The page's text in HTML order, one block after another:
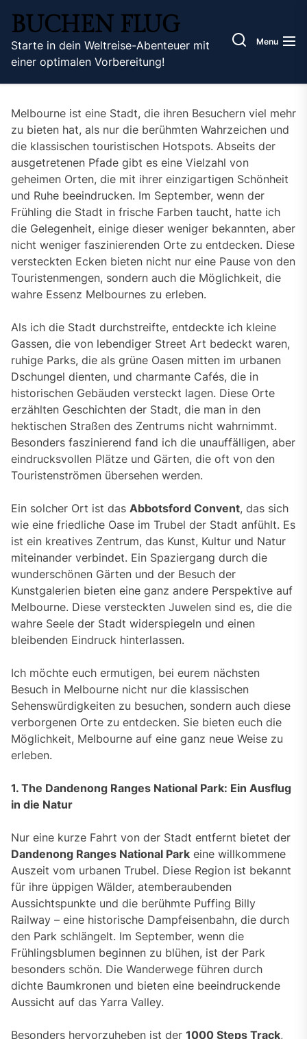
the
content
BUCHEN FLUG
Starte in dein Weltreise-Abenteuer mit
einer optimalen Vorbereitung!
Menu
Melbourne ist eine Stadt, die ihren Besuchern viel mehr
zu bieten hat, als nur die berühmten Wahrzeichen und
die klassischen touristischen Hotspots. Abseits der
ausgetretenen Pfade gibt es eine Vielzahl von
geheimen Orten, die mit ihrer einzigartigen Schönheit
und Ruhe beeindrucken. Im September, wenn der
Frühling die Stadt in frische Farben taucht, hatte ich
die Gelegenheit, einige dieser weniger bekannten, aber
nicht weniger faszinierenden Orte zu entdecken. Diese
versteckten Ecken bieten nicht nur eine Pause von den
Touristenmengen, sondern auch die Möglichkeit, die
wahre Essenz Melbournes zu erleben.
Als ich die Stadt durchstreifte, entdeckte ich kleine
Gassen, die von lebendiger Street Art bedeckt waren,
ruhige Parks, die als grüne Oasen mitten im urbanen
Dschungel dienten, und charmante Cafés, die in
historischen Gebäuden versteckt lagen. Diese Orte
erzählten Geschichten der Stadt, die man in den
hektischen Straßen des Zentrums nicht wahrnimmt.
Besonders faszinierend fand ich die unauffälligen, aber
eindrucksvollen Plätze und Gärten, die oft von den
Touristenströmen übersehen werden.
Ein solcher Ort ist das Abbotsford Convent, das sich
wie eine friedliche Oase im Trubel der Stadt anfühlt. Es
ist ein kreatives Zentrum, das Kunst, Kultur und Natur
miteinander verbindet. Ein Spaziergang durch die
wunderschönen Gärten und der Besuch der
Kunstgalerien bieten eine ganz andere Perspektive auf
Melbourne. Diese versteckten Juwelen sind es, die die
wahre Seele der Stadt widerspiegeln und einen
bleibenden Eindruck hinterlassen.
Ich möchte euch ermutigen, bei eurem nächsten
Besuch in Melbourne nicht nur die klassischen
Sehenswürdigkeiten zu besuchen, sondern auch diese
verborgenen Orte zu entdecken. Sie bieten euch die
Möglichkeit, Melbourne auf eine ganz neue Weise zu
erleben.
1. The Dandenong Ranges National Park: Ein Ausflug
in die Natur
Nur eine kurze Fahrt von der Stadt entfernt bietet der
Dandenong Ranges National Park eine willkommene
Auszeit vom urbanen Trubel. Diese Region ist bekannt
für ihre üppigen Wälder, atemberaubenden
Aussichtspunkte und die berühmte Puffing Billy
Railway – eine historische Dampfeisenbahn, die durch
den Park schlängelt. Im September, wenn die
Frühlingsblumen beginnen zu blühen, ist der Park
besonders schön. Die Wanderwege führen durch
dichte Baumkronen und bieten eine beeindruckende
Aussicht auf das Yarra Valley.
Besonders hervorzuheben ist der 1000 Steps Track,